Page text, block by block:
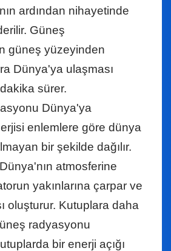
ardından nihayetinde
Güneş
güneş yüzeyinden
Dünya'ya ulaşması
sürer.
Dünya'ya
enlemlere göre dünya
bir şekilde dağılır.
atmosferine
yakınlarına çarpar ve
oluşturur. Kutuplara daha
radyasyonu
bir enerji açığı